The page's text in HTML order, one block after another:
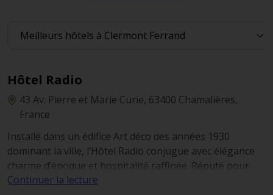
Hôtel Radio
43 Av. Pierre et Marie Curie, 63400 Chamalières,
France
Installé dans un édifice Art déco des années 1930
dominant la ville, l’Hôtel Radio conjugue avec élégance
charme d’époque et hospitalité raffinée. Réputé pour
ses vues panoramiques et son restaurant
Continuer la lecture